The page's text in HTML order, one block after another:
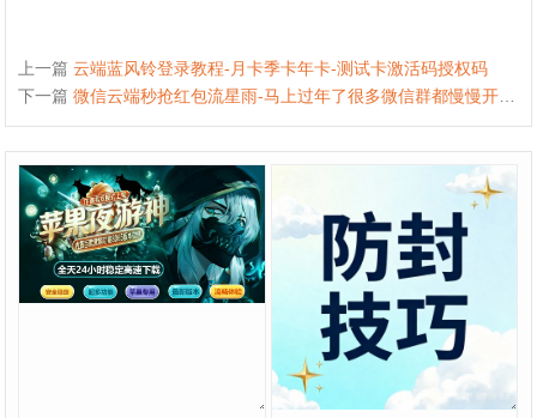
上一篇云端蓝风铃登录教程-月卡季卡年卡-测试卡激活码授权码
下一篇微信云端秒抢红包流星雨-马上过年了很多微信群都慢慢开始发红包了